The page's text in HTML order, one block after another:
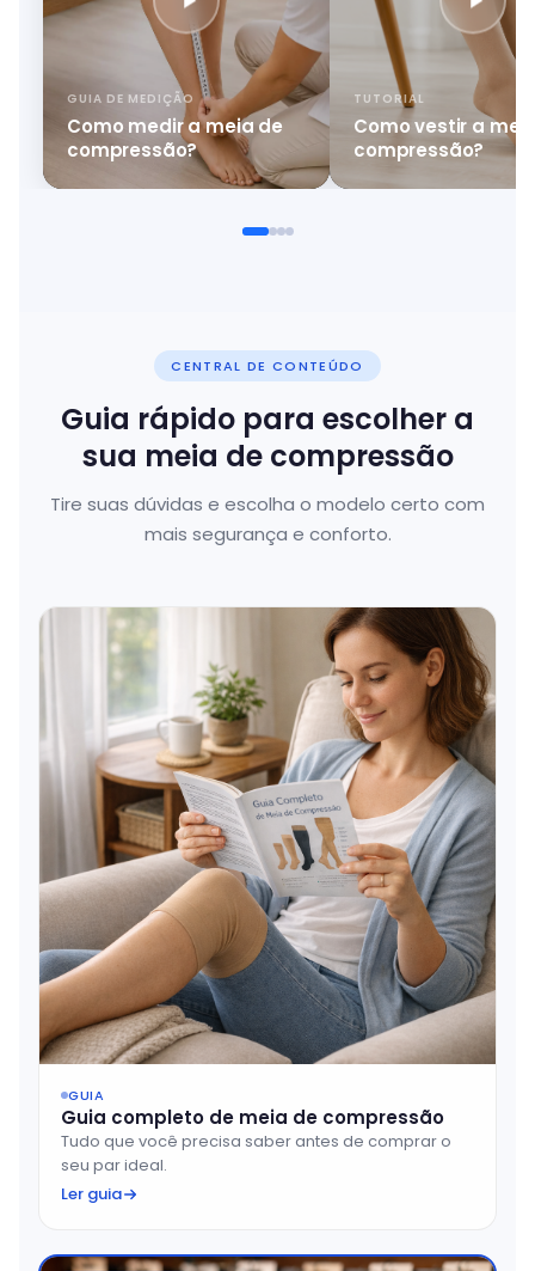
GUIA DE MEDIÇÃO
Como medir a meia de
compressão?
TUTORIAL
Como vestir a
compressão?
CENTRAL DE CONTEÚDO
Guia rápido para escolher a
sua meia de compressão
Tire suas dúvidas e escolha o modelo certo com
mais segurança e conforto.
GUIA
Guia completo de meia de compressão
Tudo que você precisa saber antes de comprar o
seu par ideal.
Ler guia